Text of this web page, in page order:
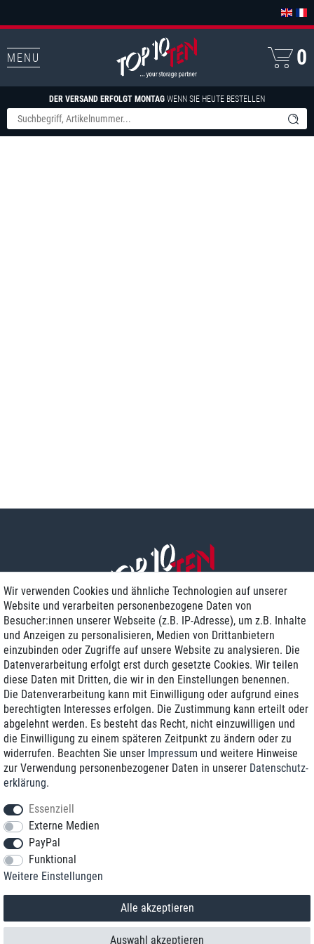
MENU
DER VERSAND ERFOLGT MONTAG WENN SIE HEUTE BESTELLEN
0
Zustellung am nächsten Werktag
Günstiger Versand
Generalüberholt mit Garantie
+49 8989 96160*
*Sie erreichen uns zum Ortstarif von Montag bis Freitag von 9 Uhr - 18 Uhr.
© 2018 TOP TEN Computervertrieb GmbH
Wir verwenden Cookies und ähnliche Technologien auf unserer
Website und verarbeiten personenbezogene Daten von
Besucher:innen unserer Webseite (z.B. IP-Adresse), um z.B. Inhalte
und Anzeigen zu personalisieren, Medien von Drittanbietern
einzubinden oder Zugriffe auf unsere Website zu analysieren. Die
Datenverarbeitung erfolgt erst durch gesetzte Cookies. Wir teilen
diese Daten mit Dritten, die wir in den Einstellungen benennen.
Die Datenverarbeitung kann mit Einwilligung oder aufgrund eines
berechtigten Interesses erfolgen. Die Zustimmung kann erteilt oder
abgelehnt werden. Es besteht das Recht, nicht einzuwilligen und
die Einwilligung zu einem späteren Zeitpunkt zu ändern oder zu
widerrufen. Beachten Sie unser Impressum und weitere Hinweise
zur Verwendung personenbezogener Daten in unserer Daten­schutz­
erklärung.
Essenziell
Externe Medien
PayPal
Funktional
Weitere Einstellungen
Alle akzeptieren
Auswahl akzeptieren